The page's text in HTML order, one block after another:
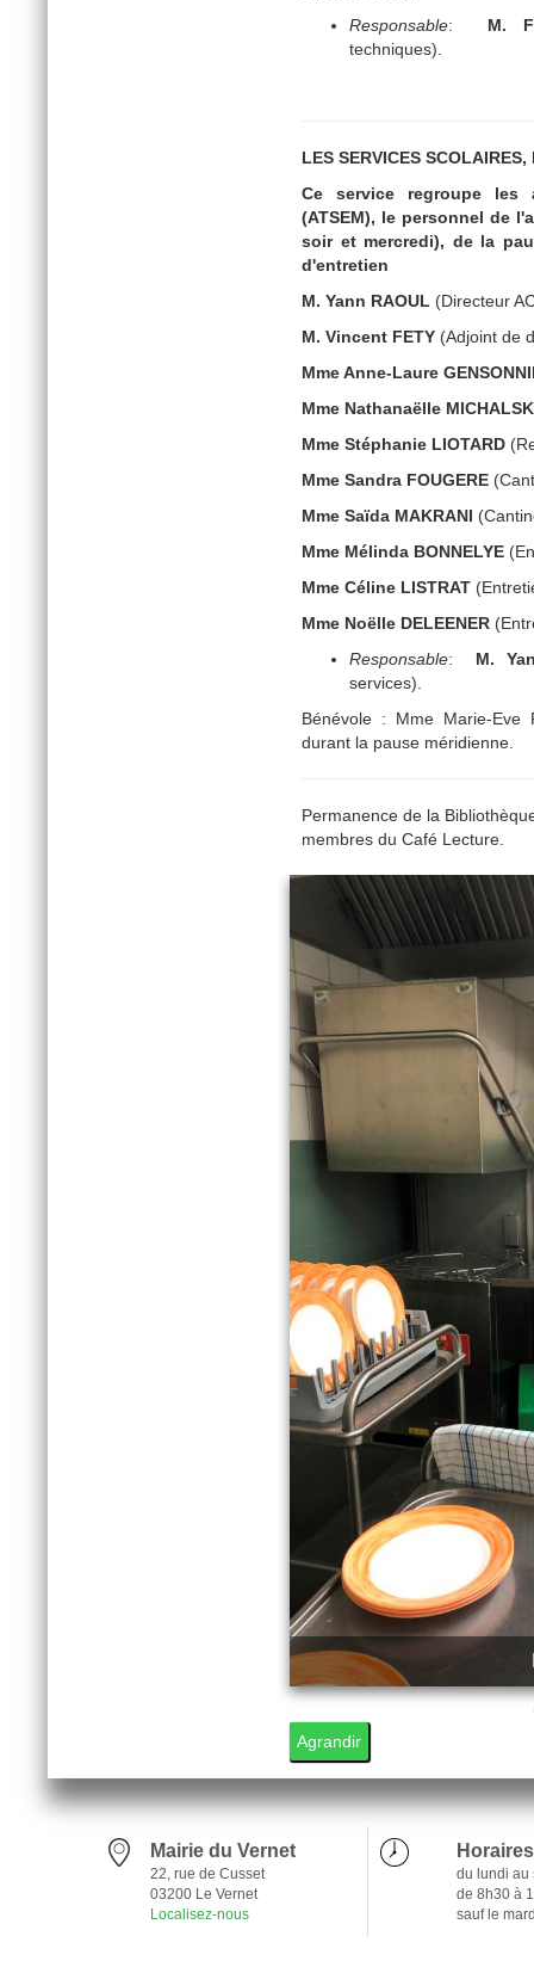
Responsable: M.
techniques).
LES SERVICES
Ce service regroupe les
(ATSEM), le personnel de
soir et mercredi), de la
d'entretien
M. Yann RAOUL (Directeur
M. Vincent FETY (Adjoint de
Mme Anne-Laure
Mme Nathanaëlle
Mme Stéphanie LIOTARD
Mme Sandra FOUGERE
Mme Saïda MAKRANI
Mme Mélinda BONNELYE
Mme Céline LISTRAT
Mme Noëlle DELEENER
Responsable: M.
services).
Bénévole : Mme Marie-Eve
durant la pause méridienne.
Permanence de la
membres du Café Lecture.
Agrandir
Mairie du Vernet
22, rue de Cusset
03200 Le Vernet
Localisez-nous
du lundi au
de 8h30 à
sauf le